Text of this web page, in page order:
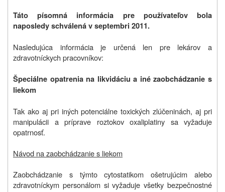
Táto písomná informácia pre používateľov bola
naposledy schválená v septembri 2011.
Nasledujúca informácia je určená len pre lekárov a
zdravotníckych pracovníkov:
Špeciálne opatrenia na likvidáciu a iné zaobchádzanie s
liekom
Tak ako aj pri iných potenciálne toxických zlúčeninách, aj pri
manipulácii a príprave roztokov oxaliplatiny sa vyžaduje
opatrnosť.
Návod na zaobchádzanie s liekom
Zaobchádzanie s týmto cytostatikom ošetrujúcim alebo
zdravotníckym personálom si vyžaduje všetky bezpečnostné